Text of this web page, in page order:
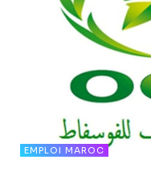
EMPLOI MAROC